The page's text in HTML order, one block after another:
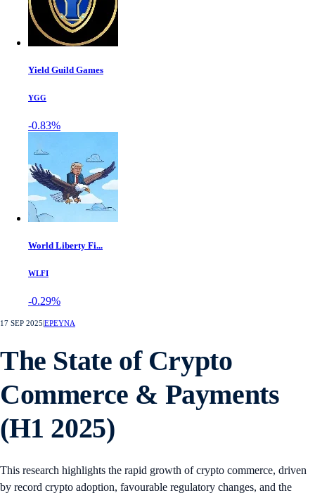
Yield Guild Games
YGG
-0.83%
World Liberty Fi...
WLFI
-0.29%
17 SEP 2025 ΕΡΕΥΝΑ
The State of Crypto
Commerce & Payments
(H1 2025)
This research highlights the rapid growth of crypto commerce, driven
by record crypto adoption, favourable regulatory changes, and the